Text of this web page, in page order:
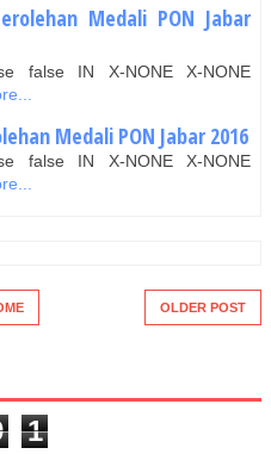
Medali PON Jabar
false IN X-NONE X-NONE
Medali PON Jabar 2016
false IN X-NONE X-NONE
OLDER POST
1